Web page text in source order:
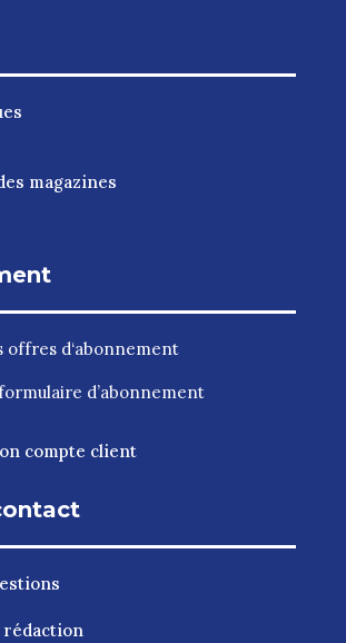
magazines
offres d‘abonnement
d’abonnement
compte client
rédaction